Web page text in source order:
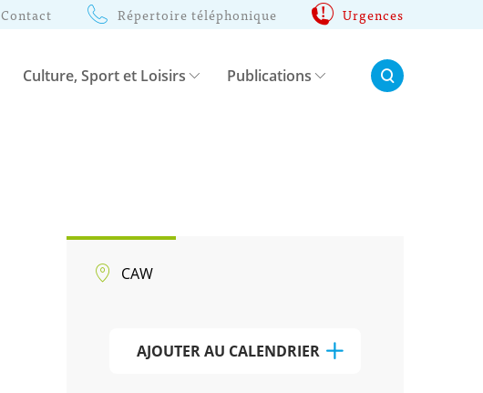
Contact Répertoire téléphonique Urgences
Culture, Sport et Loisirs Publications Rechercher:
CAW
AJOUTER AU CALENDRIER